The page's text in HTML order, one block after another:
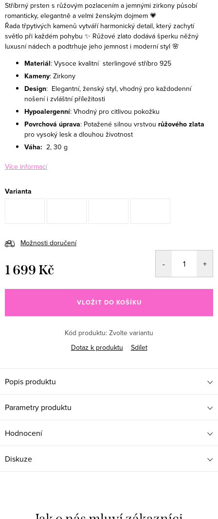
Stříbrný prsten s růžovým pozlacením a jemnými zirkony působí
romanticky, elegantně a velmi ženským dojmem 💗
Řada třpytivých kamenů vytváří harmonický detail, který zachytí
světlo při každém pohybu ✨ Růžové zlato dodává šperku něžný
luxusní nádech a podtrhuje jeho jemnost i moderní styl 🌸
Materiál: Vysoce kvalitní sterlingové stříbro 925
Kameny: Zirkony
Design: Elegantní, ženský styl, vhodný pro každodenní
nošení i zvláštní příležitosti
Hypoalergenní: Vhodný pro citlivou pokožku
Povrchová úprava: Potažené silnou vrstvou růžového zlata
pro vysoký lesk a dlouhou životnost
Váha: 2, 30 g
Více informací
Varianta
Možnosti doručení
1 699 Kč
VLOŽIT DO KOŠÍKU
Kód produktu: Zvolte variantu
Dotaz k produktu
Sdílet
Popis produktu
Parametry produktu
Hodnocení
Diskuze